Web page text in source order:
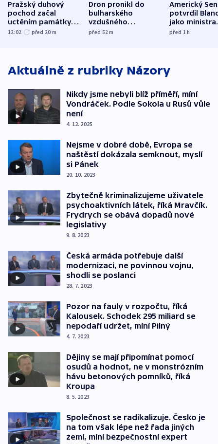
Pražský duhový
pochod začal
uctěním památky
obětí berlínského
12:02 před 20 m
Dron pronikl do
bulharského
vzdušného
prostoru,
před 52m
Americký
potvrdil
jako ministra
před 1h
Aktuálně z rubriky Názory
Nikdy jsme nebyli blíž příměří, míní
Vondráček. Podle Sokola u Rusů vůle
není
4. 12. 2025
Nejsme v dobré době, Evropa se
naštěstí dokázala semknout, myslí
si Pánek
20. 10. 2023
Zbytečně kriminalizujeme uživatele
psychoaktivních látek, říká Mravčík.
Frydrych se obává dopadů nové
legislativy
9. 8. 2023
Česká armáda potřebuje další
modernizaci, ne povinnou vojnu,
shodli se poslanci
28. 7. 2023
Pozor na fauly v rozpočtu, říká
Kalousek. Schodek 295 miliard se
nepodaří udržet, míní Pilný
4. 7. 2023
Dějiny se mají připomínat pomocí
osudů a hodnot, ne v monstrózním
hávu betonových pomníků, říká
Kroupa
8. 5. 2023
Společnost se radikalizuje. Česko je
na tom však lépe než řada jiných
zemí, míní bezpečnostní expert